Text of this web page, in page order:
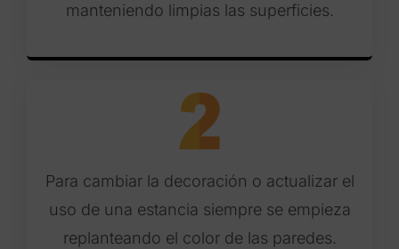
manteniendo limpias las superficies.
Para cambiar la decoración o actualizar el
uso de una estancia siempre se empieza
replanteando el color de las paredes.